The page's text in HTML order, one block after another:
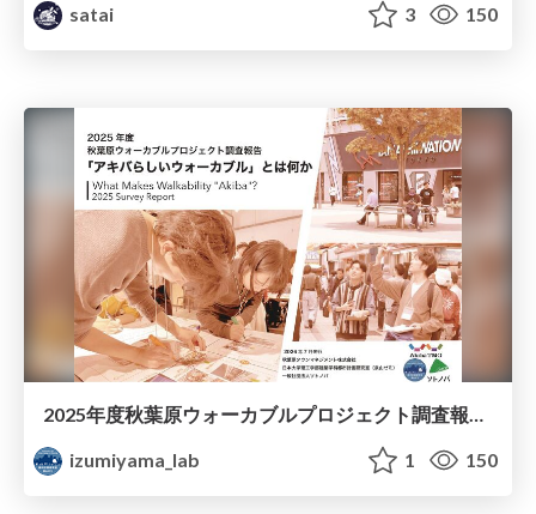
satai
3 150
2025年度秋葉原ウォーカブルプロジェクト調査報告 「アキバらしいウォーカブル」とは何か
izumiyama_lab
1 150